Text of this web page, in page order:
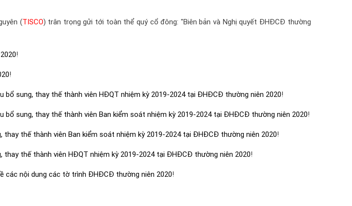
(TISCO) trân trọng gửi tới toàn thể quý cổ đông: "Biên bản và Nghị quyết ĐHĐCĐ thường
!
!
bổ sung, thay thế thành viên HĐQT nhiệm kỳ 2019-2024 tại ĐHĐCĐ thường niên 2020!
bổ sung, thay thế thành viên Ban kiểm soát nhiệm kỳ 2019-2024 tại ĐHĐCĐ thường niên 2020!
thay thế thành viên Ban kiểm soát nhiệm kỳ 2019-2024 tại ĐHĐCĐ thường niên 2020!
thay thế thành viên HĐQT nhiệm kỳ 2019-2024 tại ĐHĐCĐ thường niên 2020!
các nội dung các tờ trình ĐHĐCĐ thường niên 2020!